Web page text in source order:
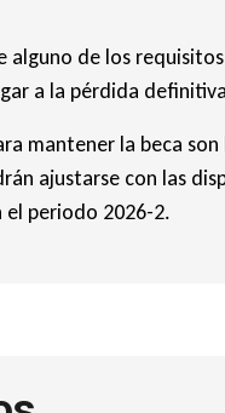
alguno de los
a la pérdida
mantener la beca
ajustarse con las
el periodo 2026-2.